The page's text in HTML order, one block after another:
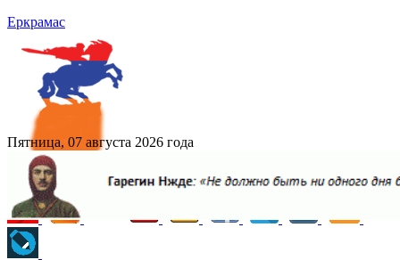
Еркрамас
Пятница, 07 августа 2026 года